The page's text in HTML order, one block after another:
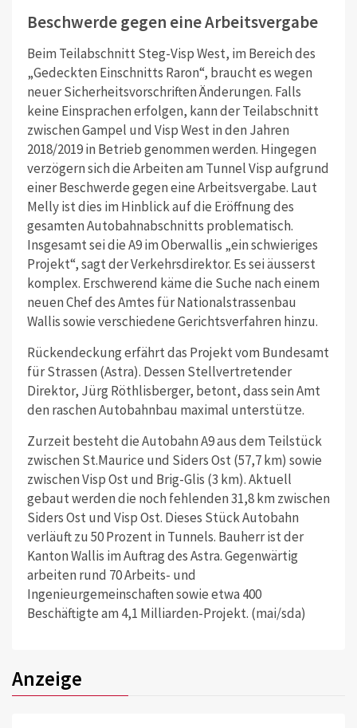
Beschwerde gegen eine Arbeitsvergabe
Beim Teilabschnitt Steg-Visp West, im Bereich des
„Gedeckten Einschnitts Raron“, braucht es wegen
neuer Sicherheitsvorschriften Änderungen. Falls
keine Einsprachen erfolgen, kann der Teilabschnitt
zwischen Gampel und Visp West in den Jahren
2018/2019 in Betrieb genommen werden. Hingegen
verzögern sich die Arbeiten am Tunnel Visp aufgrund
einer Beschwerde gegen eine Arbeitsvergabe. Laut
Melly ist dies im Hinblick auf die Eröffnung des
gesamten Autobahnabschnitts problematisch.
Insgesamt sei die A9 im Oberwallis „ein schwieriges
Projekt“, sagt der Verkehrsdirektor. Es sei äusserst
komplex. Erschwerend käme die Suche nach einem
neuen Chef des Amtes für Nationalstrassenbau
Wallis sowie verschiedene Gerichtsverfahren hinzu.
Rückendeckung erfährt das Projekt vom Bundesamt
für Strassen (Astra). Dessen Stellvertretender
Direktor, Jürg Röthlisberger, betont, dass sein Amt
den raschen Autobahnbau maximal unterstütze.
Zurzeit besteht die Autobahn A9 aus dem Teilstück
zwischen St.Maurice und Siders Ost (57,7 km) sowie
zwischen Visp Ost und Brig-Glis (3 km). Aktuell
gebaut werden die noch fehlenden 31,8 km zwischen
Siders Ost und Visp Ost. Dieses Stück Autobahn
verläuft zu 50 Prozent in Tunnels. Bauherr ist der
Kanton Wallis im Auftrag des Astra. Gegenwärtig
arbeiten rund 70 Arbeits- und
Ingenieurgemeinschaften sowie etwa 400
Beschäftigte am 4,1 Milliarden-Projekt. (mai/sda)
Anzeige